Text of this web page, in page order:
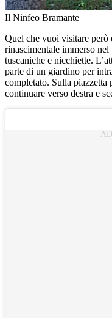
Il Ninfeo Bramante
Quel che vuoi visitare però
rinascimentale immerso
tuscaniche e nicchiette.
parte di un giardino per
completato. Sulla piazzetta
continuare verso destra e